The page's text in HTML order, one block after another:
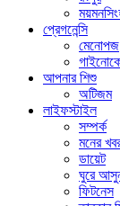
প্রেগনেন্সি
মেনোপজ
আপনার শিশু
অটিজম
লাইফস্টাইল
সম্পর্ক
মনের
ডায়েট
ঘুরে
ফিটনেস